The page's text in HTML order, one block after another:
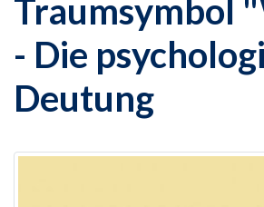
Traumsymbol
- Die
Deutung